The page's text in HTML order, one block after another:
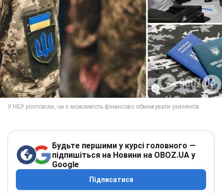
Будьте першими у курсі головного —
підпишіться на Новини на OBOZ.UA у
Google
Підписатися